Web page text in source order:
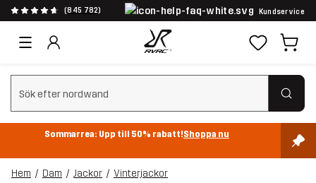
(845 782) Kundservice
Rensa sök
Sommarrea: Upp till 50% rabatt!Shoppa nu
Hem Dam Jackor Vinterjackor